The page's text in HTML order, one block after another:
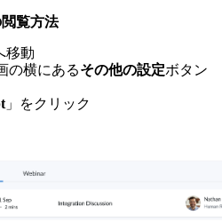
覧方法
移動
の横にあるその他の設定ボタン
」をクリック